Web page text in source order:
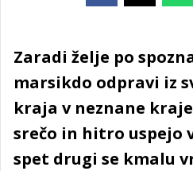
Zaradi želje po
marsikdo odpravi iz
kraja v neznane
srečo in hitro uspejo
spet drugi se kmalu